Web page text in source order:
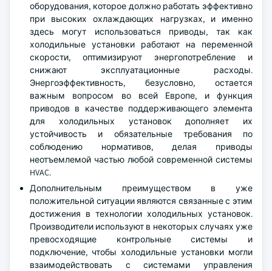
оборудования, которое должно работать эффективно
при высоких охлаждающих нагрузках, и именно
здесь могут использоваться приводы, так как
холодильные установки работают на переменной
скорости, оптимизируют энергопотребление и
снижают эксплуатационные расходы.
Энергоэффективность, безусловно, остается
важным вопросом во всей Европе, и функция
приводов в качестве поддерживающего элемента
для холодильных установок дополняет их
устойчивость и обязательные требования по
соблюдению нормативов, делая приводы
неотъемлемой частью любой современной системы
HVAC.
Дополнительным преимуществом в уже
положительной ситуации являются связанные с этим
достижения в технологии холодильных установок.
Производители используют в некоторых случаях уже
превосходящие контрольные системы и
подключение, чтобы холодильные установки могли
взаимодействовать с системами управления